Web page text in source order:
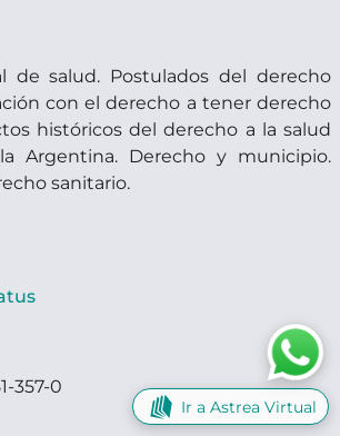
de salud. Postulados del derecho
con el derecho a tener derecho
históricos del derecho a la salud
Argentina. Derecho y municipio.
sanitario.
357-0
Ir a Astrea Virtual